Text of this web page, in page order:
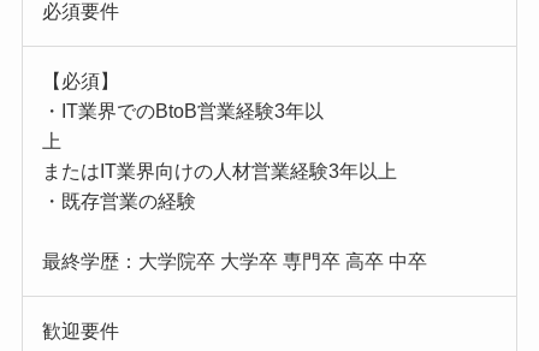
必須要件
【必須】
・IT業界でのBtoB営業経験3年以
上
またはIT業界向けの人材営業経験3年以上
・既存営業の経験
最終学歴：大学院卒 大学卒 専門卒 高卒 中卒
歓迎要件